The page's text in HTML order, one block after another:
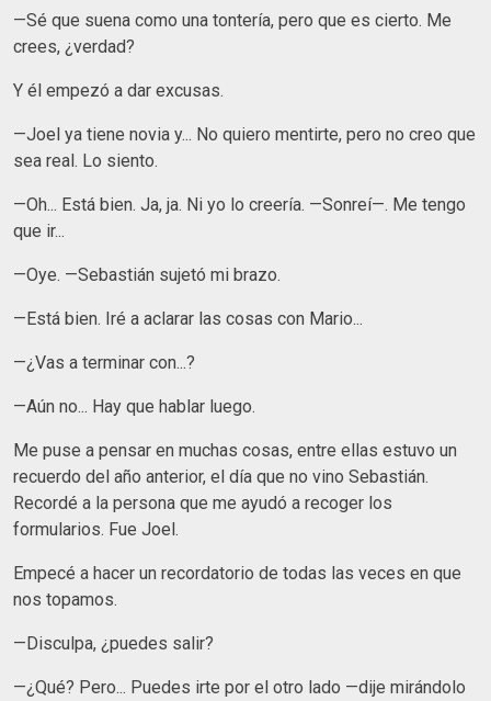
—Sé que suena como una tontería, pero que es cierto. Me
crees, ¿verdad?
Y él empezó a dar excusas.
—Joel ya tiene novia y... No quiero mentirte, pero no creo que
sea real. Lo siento.
—Oh... Está bien. Ja, ja. Ni yo lo creería. —Sonreí—. Me tengo
que ir...
—Oye. —Sebastián sujetó mi brazo.
—Está bien. Iré a aclarar las cosas con Mario...
—¿Vas a terminar con...?
—Aún no... Hay que hablar luego.
Me puse a pensar en muchas cosas, entre ellas estuvo un
recuerdo del año anterior, el día que no vino Sebastián.
Recordé a la persona que me ayudó a recoger los
formularios. Fue Joel.
Empecé a hacer un recordatorio de todas las veces en que
nos topamos.
—Disculpa, ¿puedes salir?
—¿Qué? Pero... Puedes irte por el otro lado —dije mirándolo